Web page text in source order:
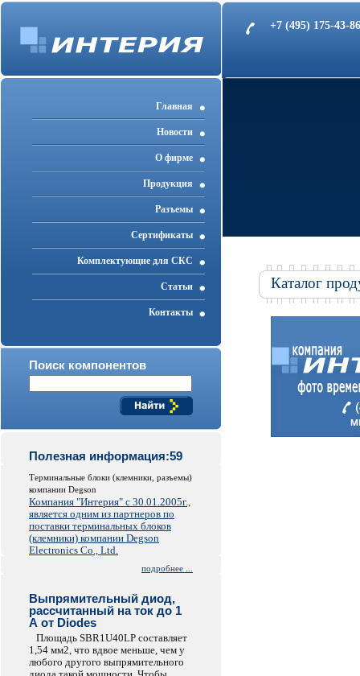
+7 (495) 175-43-
Главная
Новости
О фирме
Продукция
Разъемы
Cертификаты
Комплектующие для СКС
Статьи
Контакты
Поиск компонентов
Полезная информация:59
Терминальные блоки (клемники, разъемы)
компании Degson
Компания "Интерия" с 30.01.2005г.,
является одним из партнеров по
поставки терминальных блоков
(клемники) компании Degson
Electronics Co., Ltd.
подробнее ...
Выпрямительный диод,
рассчитанный на ток до 1
А от Diodes
Площадь SBR1U40LP составляет
1,54 мм2, что вдвое меньше, чем у
любого другого выпрямительного
Каталог